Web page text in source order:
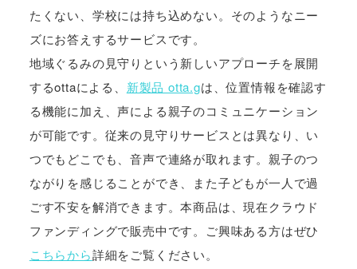
たくない、学校には持ち込めない。そのようなニー
ズにお答えするサービスです。
地域ぐるみの見守りという新しいアプローチを展開
するottaによる、 新製品 otta.gは、位置情報を確認す
る機能に加え、声による親子のコミュニケーション
が可能です。従来の見守りサービスとは異なり、い
つでもどこでも、音声で連絡が取れます。親子のつ
ながりを感じることができ、また子どもが一人で過
ごす不安を解消できます。本商品は、現在クラウド
ファンディングで販売中です。ご興味ある方はぜひ
こちらから詳細をご覧ください。